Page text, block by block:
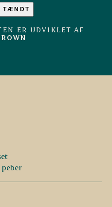
TÆNDT
ER UDVIKLET AF